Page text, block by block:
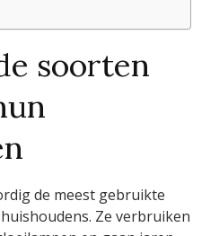
soorten
de meest gebruikte
Ze verbruiken